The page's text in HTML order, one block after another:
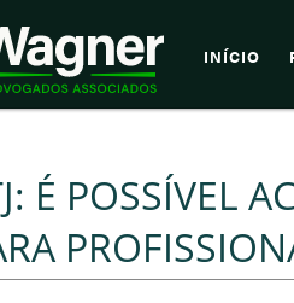
INÍCIO
É POSSÍVEL